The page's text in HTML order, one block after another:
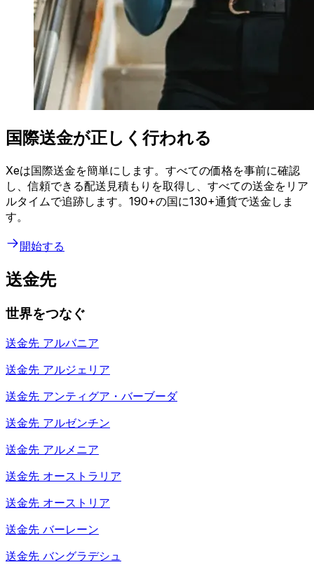
国際送金が正しく行われる
Xeは国際送金を簡単にします。すべての価格を事前に確認
し、信頼できる配送見積もりを取得し、すべての送金をリア
ルタイムで追跡します。190+の国に130+通貨で送金しま
す。
開始する
送金先
世界をつなぐ
送金先 アルバニア
送金先 アルジェリア
送金先 アンティグア・バーブーダ
送金先 アルゼンチン
送金先 アルメニア
送金先 オーストラリア
送金先 オーストリア
送金先 バーレーン
送金先 バングラデシュ